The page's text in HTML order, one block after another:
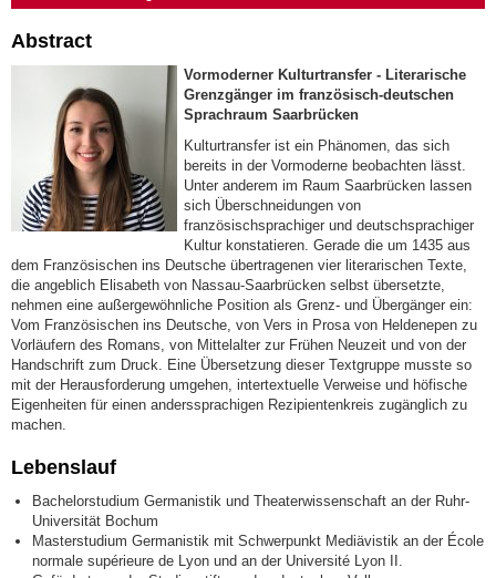
Abstract
Vormoderner Kulturtransfer - Literarische
Grenzgänger im französisch-deutschen
Sprachraum Saarbrücken
Kulturtransfer ist ein Phänomen, das sich
bereits in der Vormoderne beobachten lässt.
Unter anderem im Raum Saarbrücken lassen
sich Überschneidungen von
französischsprachiger und deutschsprachiger
Kultur konstatieren. Gerade die um 1435 aus
dem Französischen ins Deutsche übertragenen vier literarischen Texte,
die angeblich Elisabeth von Nassau-Saarbrücken selbst übersetzte,
nehmen eine außergewöhnliche Position als Grenz- und Übergänger ein:
Vom Französischen ins Deutsche, von Vers in Prosa von Heldenepen zu
Vorläufern des Romans, von Mittelalter zur Frühen Neuzeit und von der
Handschrift zum Druck. Eine Übersetzung dieser Textgruppe musste so
mit der Herausforderung umgehen, intertextuelle Verweise und höfische
Eigenheiten für einen anderssprachigen Rezipientenkreis zugänglich zu
machen.
Lebenslauf
Bachelorstudium Germanistik und Theaterwissenschaft an der Ruhr-
Universität Bochum
Masterstudium Germanistik mit Schwerpunkt Mediävistik an der École
normale supérieure de Lyon und an der Université Lyon II.